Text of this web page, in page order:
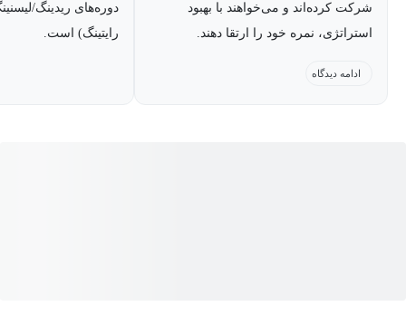
این دوره مانند یک نقشه راه کامل است برای کسانی که می‌خواهند
برسانند.
شرکت کرده‌اند و می‌خواهند با بهبود
استراتژی، نمره خود را ارتقا دهند.
ادامه دیدگاه
دوره‌های ریدینگ/
رایتینگ) است.